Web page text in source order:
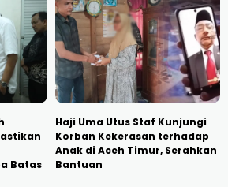
Batas
Haji Uma Utus Staf Kunjungi
Korban Kekerasan terhadap
Anak di Aceh Timur, Serahkan
Bantuan